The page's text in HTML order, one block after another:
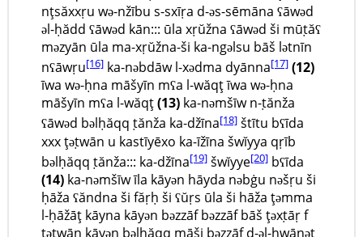
nţsăxxṛu wə-nžību s-sxīṛa d-əs-sēmāna ʕāwəd
əl-ḥădd ʕāwəd kān::: ūla xṛŭžna ʕāwəd ši mūṭăʕ
məzyān ūla ma-xṛŭžna-ši ka-ngəlsu bāš lətnīn
nʕāwṛu[16] ka-nəbdāw l-xədma dyānna[17] (12)
īwa wə-ḥna māšyīn mʕa l-wăqţ īwa wə-ḥna
māšyīn mʕa l-wăqţ(13) ka-nəmšīw n-ṭănža
ʕāwəd bəlḥăqq ṭănža ka-džīna[18] štītu bʕīda
xxx ţəṭwān u kastīyēxo ka-īžīna šwĭyya qṛīb
bəlḥăqq ṭănža::: ka-džīna[19] šwĭyye[20] bʕīda
(14) ka-nəmšīw īla kāyən hāyda nəbġu nəšṛu ši
ḥāža ʕăndna ši făṛḥ ši ʕŭṛs ūla ši hāža ţəmma
l-ḥāžāţ kāyna kāyən bəzzāf bəzzāf bāš ţəxṭāṛ f
ţəṭwān kāyən bəlḥăqq māši bəzzāf d-əl-ḥwānəţ